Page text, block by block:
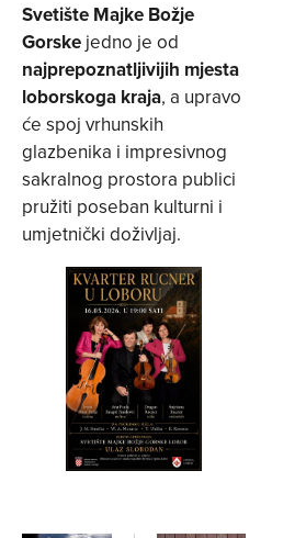
Svetište Majke Božje
Gorske jedno je od
najprepoznatljivijih mjesta
loborskoga kraja, a upravo
će spoj vrhunskih
glazbenika i impresivnog
sakralnog prostora publici
pružiti poseban kulturni i
umjetnički doživljaj.